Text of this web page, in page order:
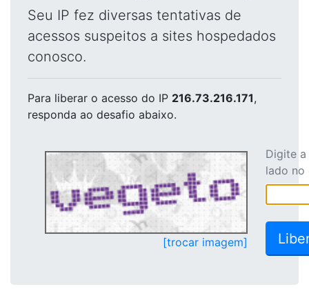
Seu IP fez diversas tentativas de
acessos suspeitos a sites hospedados
conosco.
Para liberar o acesso do IP 216.73.216.171,
responda ao desafio abaixo.
[trocar imagem]
Digite
lado no